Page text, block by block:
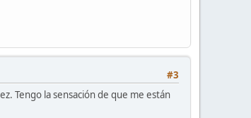
#3
Tengo la sensación de que me están